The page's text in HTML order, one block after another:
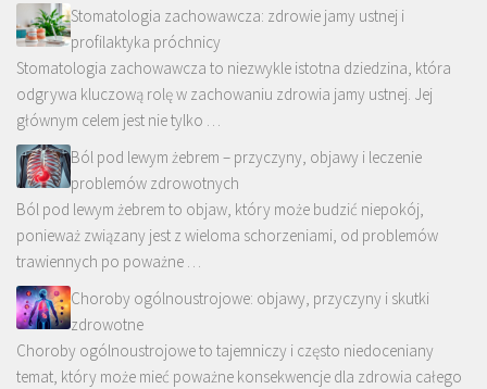
Stomatologia zachowawcza: zdrowie jamy ustnej i
profilaktyka próchnicy
Stomatologia zachowawcza to niezwykle istotna dziedzina, która
odgrywa kluczową rolę w zachowaniu zdrowia jamy ustnej. Jej
głównym celem jest nie tylko …
Ból pod lewym żebrem – przyczyny, objawy i leczenie
problemów zdrowotnych
Ból pod lewym żebrem to objaw, który może budzić niepokój,
ponieważ związany jest z wieloma schorzeniami, od problemów
trawiennych po poważne …
Choroby ogólnoustrojowe: objawy, przyczyny i skutki
zdrowotne
Choroby ogólnoustrojowe to tajemniczy i często niedoceniany
temat, który może mieć poważne konsekwencje dla zdrowia całego